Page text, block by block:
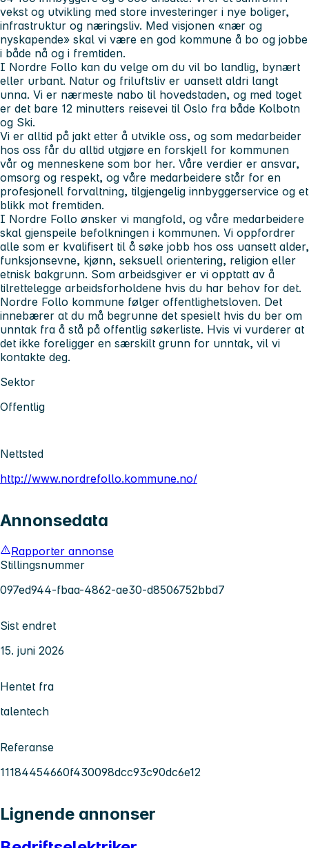
vekst og utvikling med store investeringer i nye boliger,
infrastruktur og næringsliv. Med visjonen «nær og
nyskapende» skal vi være en god kommune å bo og jobbe
i både nå og i fremtiden.
I Nordre Follo kan du velge om du vil bo landlig, bynært
eller urbant. Natur og friluftsliv er uansett aldri langt
unna. Vi er nærmeste nabo til hovedstaden, og med toget
er det bare 12 minutters reisevei til Oslo fra både Kolbotn
og Ski.
Vi er alltid på jakt etter å utvikle oss, og som medarbeider
hos oss får du alltid utgjøre en forskjell for kommunen
vår og menneskene som bor her. Våre verdier er ansvar,
omsorg og respekt, og våre medarbeidere står for en
profesjonell forvaltning, tilgjengelig innbyggerservice og et
blikk mot fremtiden.
I Nordre Follo ønsker vi mangfold, og våre medarbeidere
skal gjenspeile befolkningen i kommunen. Vi oppfordrer
alle som er kvalifisert til å søke jobb hos oss uansett alder,
funksjonsevne, kjønn, seksuell orientering, religion eller
etnisk bakgrunn. Som arbeidsgiver er vi opptatt av å
tilrettelegge arbeidsforholdene hvis du har behov for det.
Nordre Follo kommune følger offentlighetsloven. Det
innebærer at du må begrunne det spesielt hvis du ber om
unntak fra å stå på offentlig søkerliste. Hvis vi vurderer at
det ikke foreligger en særskilt grunn for unntak, vil vi
kontakte deg.
Sektor
Offentlig
Nettsted
http://www.nordrefollo.kommune.no/
Annonsedata
Rapporter annonse
Stillingsnummer
097ed944-fbaa-4862-ae30-d8506752bbd7
Sist endret
15. juni 2026
Hentet fra
talentech
Referanse
11184454660f430098dcc93c90dc6e12
Lignende annonser